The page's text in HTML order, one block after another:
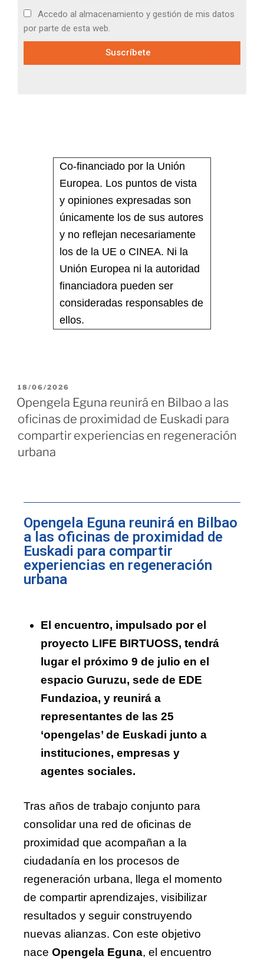
Accedo al almacenamiento y gestión de mis datos
por parte de esta web.
Suscríbete
Co-financiado por la Unión
Europea. Los puntos de vista
y opiniones expresadas son
únicamente los de sus autores
y no reflejan necesariamente
los de la UE o CINEA. Ni la
Unión Europea ni la autoridad
financiadora pueden ser
consideradas responsables de
ellos.
18/06/2026
Opengela Eguna reunirá en Bilbao a las
oficinas de proximidad de Euskadi para
compartir experiencias en regeneración
urbana
Opengela Eguna reunirá en Bilbao
a las oficinas de proximidad de
Euskadi para compartir
experiencias en regeneración
urbana
El encuentro, impulsado por el
proyecto LIFE BIRTUOSS, tendrá
lugar el próximo 9 de julio en el
espacio Guruzu, sede de EDE
Fundazioa, y reunirá a
representantes de las 25
‘opengelas’ de Euskadi junto a
instituciones, empresas y
agentes sociales.
Tras años de trabajo conjunto para
consolidar una red de oficinas de
proximidad que acompañan a la
ciudadanía en los procesos de
regeneración urbana, llega el momento
de compartir aprendizajes, visibilizar
resultados y seguir construyendo
nuevas alianzas. Con este objetivo
nace Opengela Eguna, el encuentro